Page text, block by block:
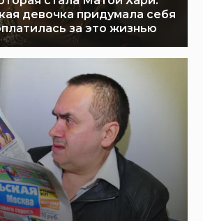
девочка придумала себя
за это жизнью